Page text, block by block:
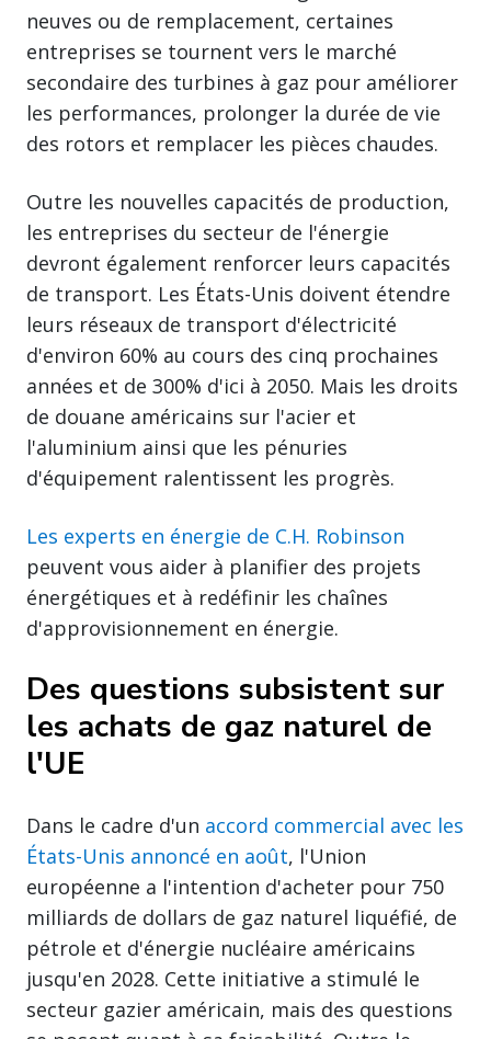
neuves ou de remplacement, certaines
entreprises se tournent vers le marché
secondaire des turbines à gaz pour améliorer
les performances, prolonger la durée de vie
des rotors et remplacer les pièces chaudes.
Outre les nouvelles capacités de production,
les entreprises du secteur de l'énergie
devront également renforcer leurs capacités
de transport. Les États-Unis doivent étendre
leurs réseaux de transport d'électricité
d'environ 60% au cours des cinq prochaines
années et de 300% d'ici à 2050. Mais les droits
de douane américains sur l'acier et
l'aluminium ainsi que les pénuries
d'équipement ralentissent les progrès.
Les experts en énergie de C.H. Robinson
peuvent vous aider à planifier des projets
énergétiques et à redéfinir les chaînes
d'approvisionnement en énergie.
Des questions subsistent sur
les achats de gaz naturel de
l'UE
Dans le cadre d'un accord commercial avec les
États-Unis annoncé en août, l'Union
européenne a l'intention d'acheter pour 750
milliards de dollars de gaz naturel liquéfié, de
pétrole et d'énergie nucléaire américains
jusqu'en 2028. Cette initiative a stimulé le
secteur gazier américain, mais des questions